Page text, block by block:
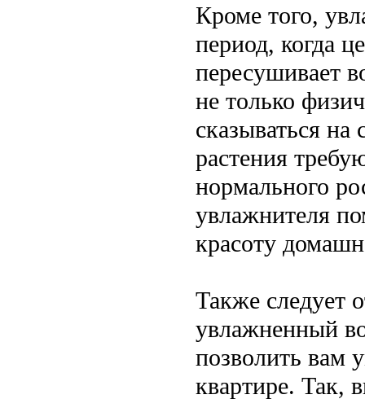
Кроме того,
период, когда
пересушивает
не только
сказываться
растения
нормального
увлажнителя
красоту
Также следует
увлажненный
позволить вам
квартире. Так,